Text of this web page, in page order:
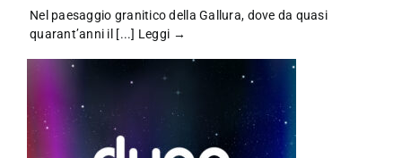
Nel paesaggio granitico della Gallura, dove da quasi
quarant’anni il [...] Leggi →